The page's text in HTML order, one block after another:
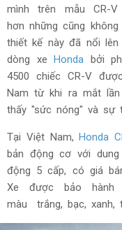
mình trên mẫu CR-
hơn những cũng
thiết kế này đã nổi
dòng xeHonda bởi
4500 chiếc CR-V
Nam từ khi ra mắt
thấy "sức nóng" và sự
Tại Việt Nam,Honda
bản động cơ với
động 5 cấp, có giá
Xe được bảo
màu trắng, bạc, xanh,